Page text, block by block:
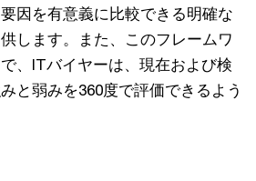
因を有意義に比較できる明確な
します。また、このフレームワ
、ITバイヤーは、現在および検
と弱みを360度で評価できるよう